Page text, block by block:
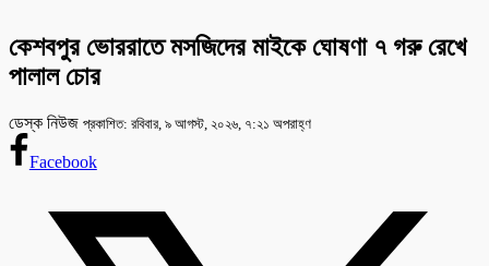
কেশবপুর ভোররাতে মসজিদের মাইকে ঘোষণা ৭ গরু রেখে
পালাল চোর
ডেস্ক নিউজ প্রকাশিত: রবিবার, ৯ আগস্ট, ২০২৬, ৭:২১ অপরাহ্ণ
Facebook